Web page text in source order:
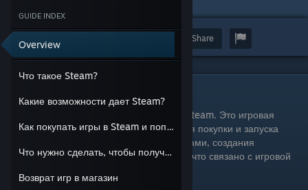
GUIDE INDEX
Overview
Что такое Steam?
Какие возможности дает Steam?
Как покупать игры в Steam и пополнять кошелек?
Что нужно сделать, чтобы получить полноценный аккаунт?
Возврат игр в магазин
Share
Наверное, вы уже догадались, что такое Steam. Это игровая
платформа, сервис, предназначенный для покупки и запуска
компьютерных игр, общения между игроками, создания
геймерских сообществ и многого другого, что связано с игровой